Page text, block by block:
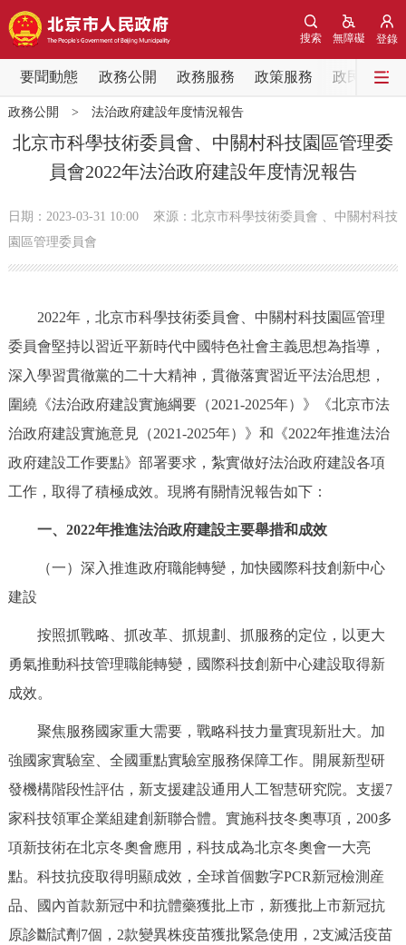
登錄
無障礙
搜索
要聞動態 政務公開 政務服務 政策服務 政民互動
要聞動態
黨中央精神 國務院資訊
北京要聞 會議資訊 部門動態
政務公開
市領導 機構職能 政策服務
政策兌現 政策解讀 回應關切
決策公開 專題公開
政務服務
個人服務 法人服務 部門服務
便民服務 利企服務 投資項目
仲介服務 陽光政務
政民互動
12345網上接訴即辦 我要諮詢 我要建議
走進北京
北京概況 十六區概覽 人文北京
政務公開 > 法治政府建設年度情況報告
北京市科學技術委員會、中關村科技園區管理委
員會2022年法治政府建設年度情況報告
日期：2023-03-31 10:00
來源：北京市科學技術委員會 、中關村科技
園區管理委員會
2022年，北京市科學技術委員會、中關村科技園區管理
委員會堅持以習近平新時代中國特色社會主義思想為指導，
深入學習貫徹黨的二十大精神，貫徹落實習近平法治思想，
圍繞《法治政府建設實施綱要（2021-2025年）》《北京市法
治政府建設實施意見（2021-2025年）》和《2022年推進法治
政府建設工作要點》部署要求，紮實做好法治政府建設各項
工作，取得了積極成效。現將有關情況報告如下：
一、2022年推進法治政府建設主要舉措和成效
（一）深入推進政府職能轉變，加快國際科技創新中心
建設
按照抓戰略、抓改革、抓規劃、抓服務的定位，以更大
勇氣推動科技管理職能轉變，國際科技創新中心建設取得新
成效。
聚焦服務國家重大需要，戰略科技力量實現新壯大。加
強國家實驗室、全國重點實驗室服務保障工作。開展新型研
發機構階段性評估，新支援建設通用人工智慧研究院。支援7
家科技領軍企業組建創新聯合體。實施科技冬奧專項，200多
項新技術在北京冬奧會應用，科技成為北京冬奧會一大亮
點。科技抗疫取得明顯成效，全球首個數字PCR新冠檢測産
品、國內首款新冠中和抗體藥獲批上市，新獲批上市新冠抗
原診斷試劑7個，2款變異株疫苗獲批緊急使用，2支滅活疫苗